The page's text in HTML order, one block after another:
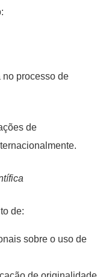
processo de
de
de:
sobre o uso de